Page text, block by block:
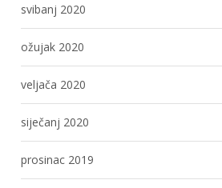
svibanj 2020
ožujak 2020
veljača 2020
siječanj 2020
prosinac 2019